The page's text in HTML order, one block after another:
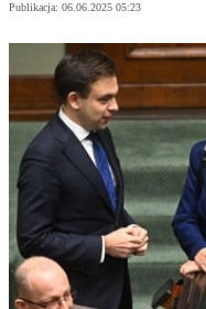
Publikacja: 06.06.2025 05:23